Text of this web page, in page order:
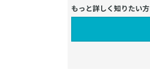
もっと詳しく知りたい